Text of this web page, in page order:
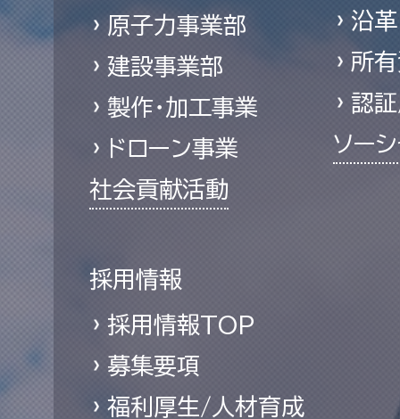
原子力事業部
建設事業部
製作・加工事業
ドローン事業
社会貢献活動
沿革
所
認
ソー
採用情報
採用情報TOP
募集要項
福利厚生/人材育成